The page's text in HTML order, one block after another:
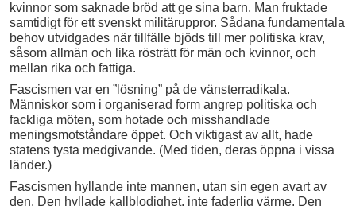
kvinnor som saknade bröd att ge sina barn. Man fruktade
samtidigt för ett svenskt militäruppror. Sådana fundamentala
behov utvidgades när tillfälle bjöds till mer politiska krav,
såsom allmän och lika rösträtt för män och kvinnor, och
mellan rika och fattiga.
Fascismen var en ”lösning” på de vänsterradikala.
Människor som i organiserad form angrep politiska och
fackliga möten, som hotade och misshandlade
meningsmotståndare öppet. Och viktigast av allt, hade
statens tysta medgivande. (Med tiden, deras öppna i vissa
länder.)
Fascismen hyllande inte mannen, utan sin egen avart av
den. Den hyllade kallblodighet, inte faderlig värme. Den